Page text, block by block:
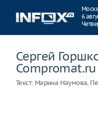
6
Сергей
Compromat.ru
Текст: Марина Наумова,